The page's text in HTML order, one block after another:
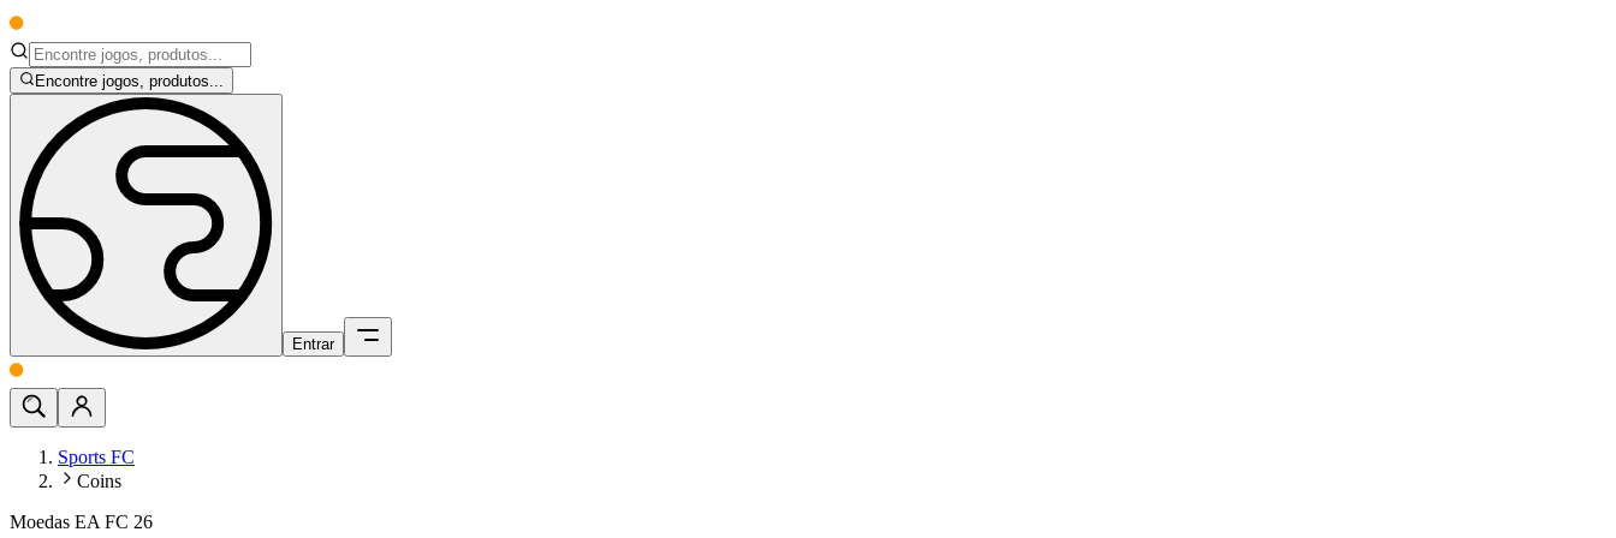
Encontre jogos, produtos...
Entrar
Sports FC
Coins
Moedas EA FC 26